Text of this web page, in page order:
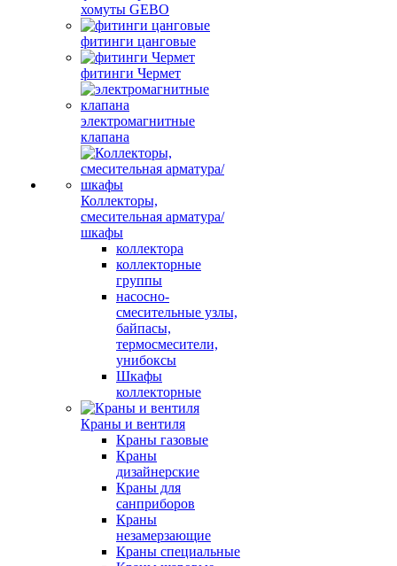
хомуты GEBO
фитинги цанговые
фитинги Чермет
электромагнитные
клапана
Коллекторы,
смесительная арматура/
шкафы
коллектора
коллекторные
группы
насосно-
смесительные узлы,
байпасы,
термосмесители,
унибоксы
Шкафы
коллекторные
Краны и вентиля
Краны газовые
Краны
дизайнерские
Краны для
санприборов
Краны
незамерзающие
Краны специальные